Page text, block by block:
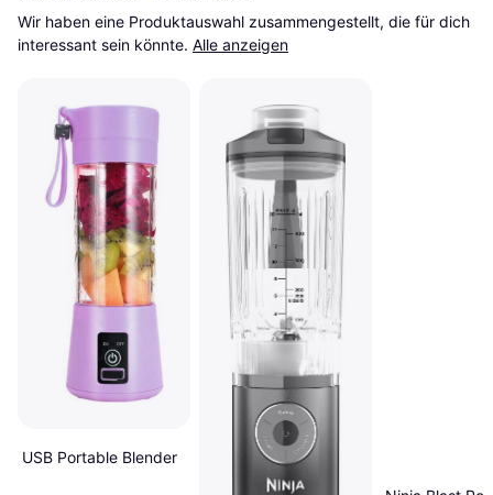
Wir haben eine Produktauswahl zusammengestellt, die für dich
interessant sein könnte. Alle anzeigen
USB Portable Blender